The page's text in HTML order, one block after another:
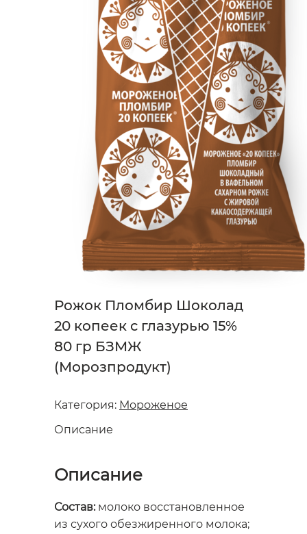
Рожок Пломбир Шоколад
20 копеек с глазурью 15%
80 гр БЗМЖ
(Морозпродукт)
Категория: Мороженое
Описание
Описание
Состав: молоко восстановленное
из сухого обезжиренного молока;